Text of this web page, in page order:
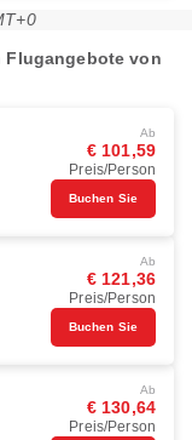
Flugangebote von
Ab
€ 101,59
Preis/Person
Buchen Sie
Ab
€ 121,36
Preis/Person
Buchen Sie
Ab
€ 130,64
Preis/Person